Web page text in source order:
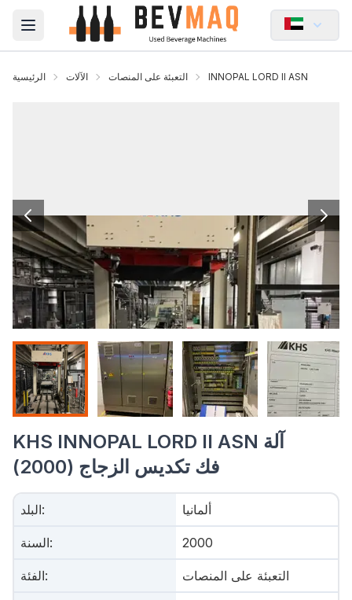
Open main menu
الرئيسية الآلات التعبئة على المنصات INNOPAL LORD II ASN
KHS INNOPAL LORD II ASN آلة
فك تكديس الزجاج (2000)
البلد: ألمانيا
السنة: 2000
الفئة: التعبئة على المنصات